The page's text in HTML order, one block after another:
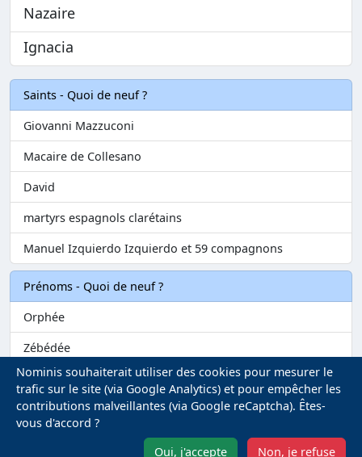
Nazaire
Ignacia
Saints - Quoi de neuf ?
Giovanni Mazzuconi
Macaire de Collesano
David
martyrs espagnols clarétains
Manuel Izquierdo Izquierdo et 59 compagnons
Prénoms - Quoi de neuf ?
Orphée
Zébédée
Melvil
Matilin
Nominis souhaiterait utiliser des cookies pour mesurer le
trafic sur le site (via Google Analytics) et pour empêcher les
contributions malveillantes (via Google reCaptcha). Êtes-
vous d'accord ?
Oui, j'accepte
Non, je refuse